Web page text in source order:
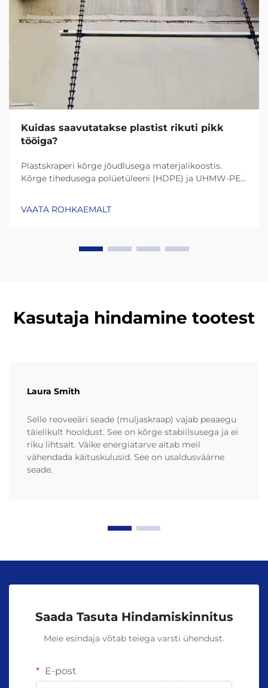
Kuidas saavutatakse plastist rikuti pikk
tööiga?
Plastskraperi kõrge jõudlusega materjalikoostis.
Kõrge tihedusega polüetüleeni (HDPE) ja UHMW-PE
palju kauem tänu materjalidele nagu HDPE (kõrge
VAATA ROHKAEMALT
Kasutaja hindamine tootest
Laura Smith
Selle reoveeäri seade (muljaskraap) vajab peaaegu
täielikult hooldust. See on kõrge stabiilsusega ja ei
riku lihtsalt. Väike energiatarve aitab meil
vähendada käituskulusid. See on usaldusväärne
seade.
Saada Tasuta Hindamiskinnitus
Meie esindaja võtab teiega varsti ühendust.
E-post